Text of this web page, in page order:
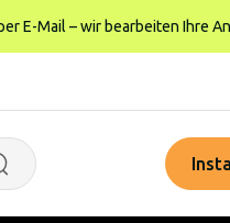
E-Mail – wir bearbeiten Ihre